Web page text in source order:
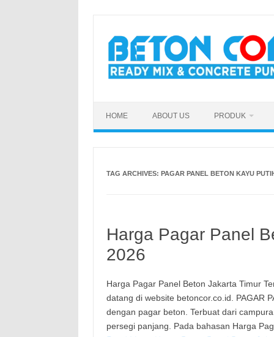
content
HOME ABOUT US PRODUK
TAG ARCHIVES: PAGAR PANEL BETON KAYU
Harga Pagar Panel
2026
Harga Pagar Panel Beton Jakarta Timur
datang di website betoncor.co.id. PAGAR
dengan pagar beton. Terbuat dari
persegi panjang. Pada bahasan Harga